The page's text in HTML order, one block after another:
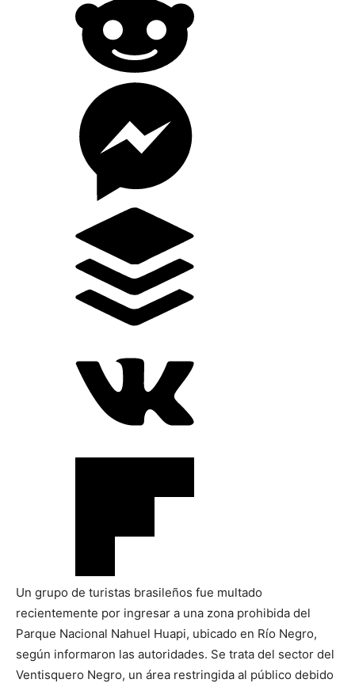
Un grupo de turistas brasileños fue multado
recientemente por ingresar a una zona prohibida del
Parque Nacional Nahuel Huapi, ubicado en Río Negro,
según informaron las autoridades. Se trata del sector del
Ventisquero Negro, un área restringida al público debido